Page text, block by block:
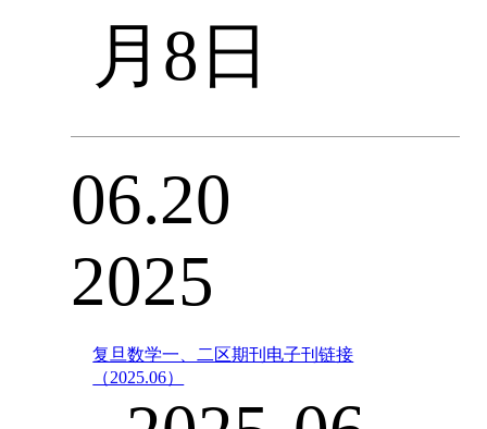
月8日
06.20
2025
复旦数学一、二区期刊电子刊链接
（2025.06）